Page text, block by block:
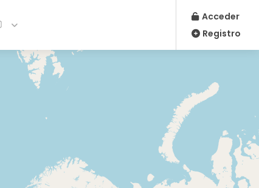
Acceder
Registro